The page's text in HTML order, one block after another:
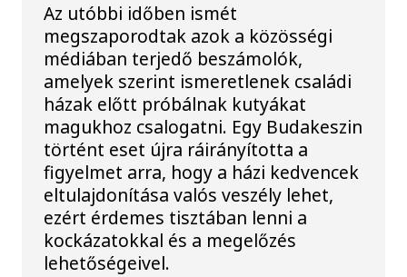
Az utóbbi időben ismét
megszaporodtak azok a közösségi
médiában terjedő beszámolók,
amelyek szerint ismeretlenek családi
házak előtt próbálnak kutyákat
magukhoz csalogatni. Egy Budakeszin
történt eset újra ráirányította a
figyelmet arra, hogy a házi kedvencek
eltulajdonítása valós veszély lehet,
ezért érdemes tisztában lenni a
kockázatokkal és a megelőzés
lehetőségeivel.